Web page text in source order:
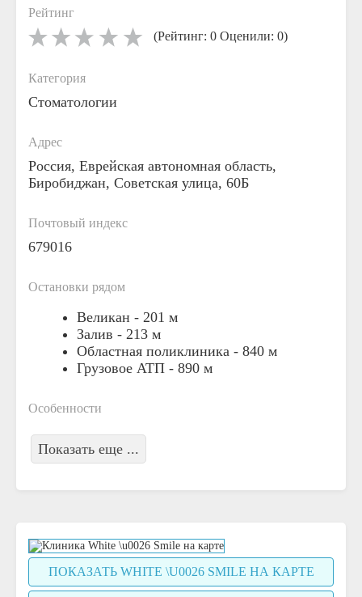
Рейтинг
(Рейтинг: 0 Оценили: 0)
Категория
Стоматологии
Адрес
Россия, Еврейская автономная область,
Биробиджан, Советская улица, 60Б
Почтовый индекс
679016
Остановки рядом
Великан - 201 м
Залив - 213 м
Областная поликлиника - 840 м
Грузовое АТП - 890 м
Особенности
Показать еще ...
ПОКАЗАТЬ WHITE \U0026 SMILE НА КАРТЕ